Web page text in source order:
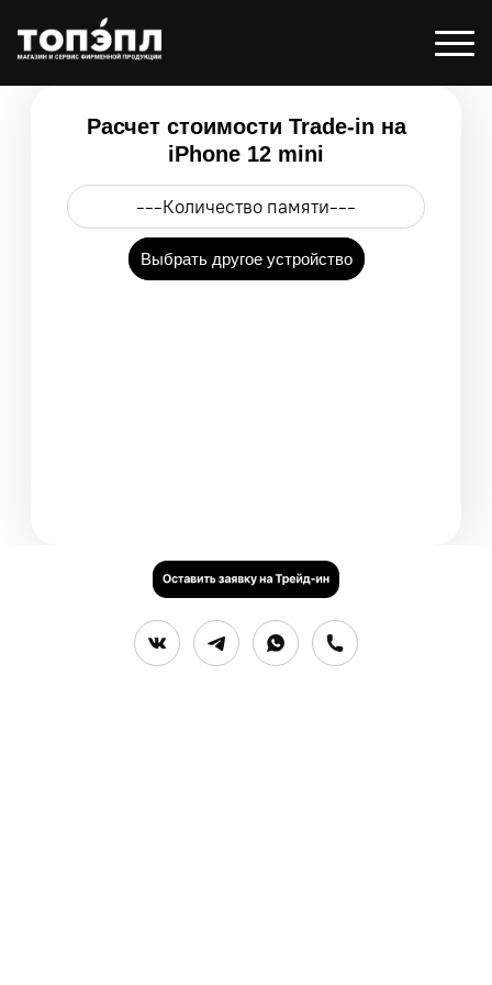
Расчет стоимости Trade-in на
iPhone 12 mini
Выбрать другое устройство